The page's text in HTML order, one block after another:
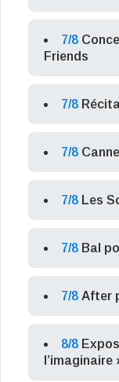
7/8
Friends
7/8
7/8
7/8 Les
7/8 Bal
7/8 After
8/8
l’imaginaire